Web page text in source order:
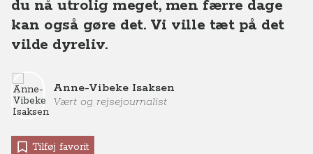
du nå utrolig meget, men færre dage
kan også gøre det. Vi ville tæt på det
vilde dyreliv.
Anne-Vibeke Isaksen
Vært og rejsejournalist
Tilføj favorit